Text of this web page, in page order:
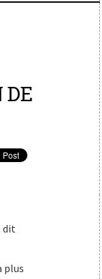
DE
dit
plus